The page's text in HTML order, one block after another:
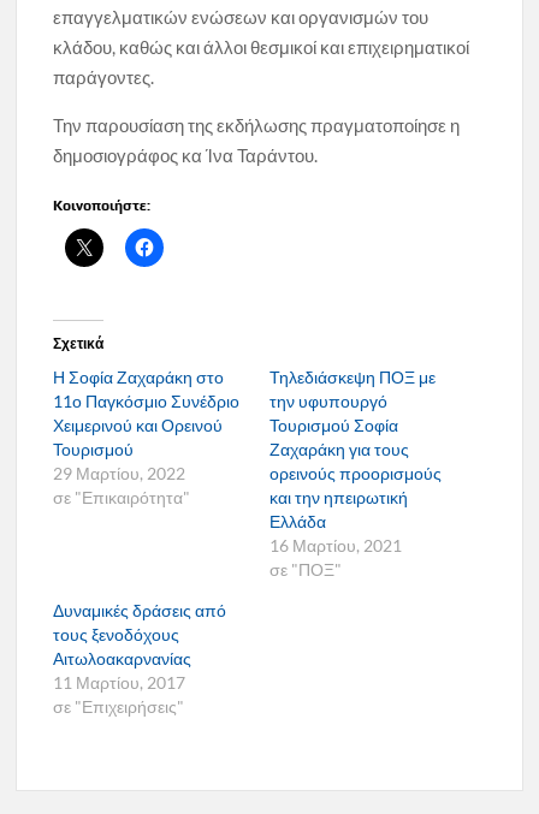
επαγγελματικών ενώσεων και οργανισμών του
κλάδου, καθώς και άλλοι θεσμικοί και επιχειρηματικοί
παράγοντες.
Την παρουσίαση της εκδήλωσης πραγματοποίησε η
δημοσιογράφος κα Ίνα Ταράντου.
Κοινοποιήστε:
Σχετικά
Η Σοφία Ζαχαράκη στο
11ο Παγκόσμιο Συνέδριο
Χειμερινού και Ορεινού
Τουρισμού
29 Μαρτίου, 2022
σε "Επικαιρότητα"
Τηλεδιάσκεψη ΠΟΞ με
την υφυπουργό
Τουρισμού Σοφία
Ζαχαράκη για τους
ορεινούς προορισμούς
και την ηπειρωτική
Ελλάδα
16 Μαρτίου, 2021
σε "ΠΟΞ"
Δυναμικές δράσεις από
τους ξενοδόχους
Αιτωλοακαρνανίας
11 Μαρτίου, 2017
σε "Επιχειρήσεις"